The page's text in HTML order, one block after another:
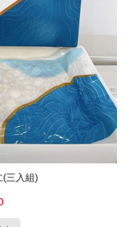
(三入組)